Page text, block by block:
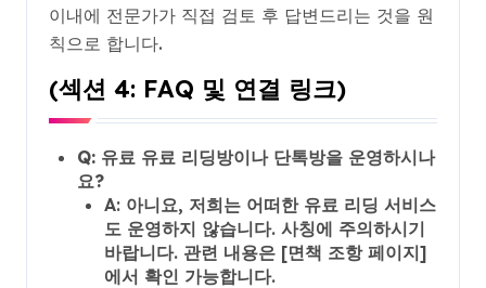
이내에 전문가가 직접 검토 후 답변드리는 것을 원
칙으로 합니다.
(섹션 4: FAQ 및 연결 링크)
Q: 유료 유료 리딩방이나 단톡방을 운영하시나
요?
A: 아니요, 저희는 어떠한 유료 리딩 서비스
도 운영하지 않습니다. 사칭에 주의하시기
바랍니다. 관련 내용은 [면책 조항 페이지]
에서 확인 가능합니다.